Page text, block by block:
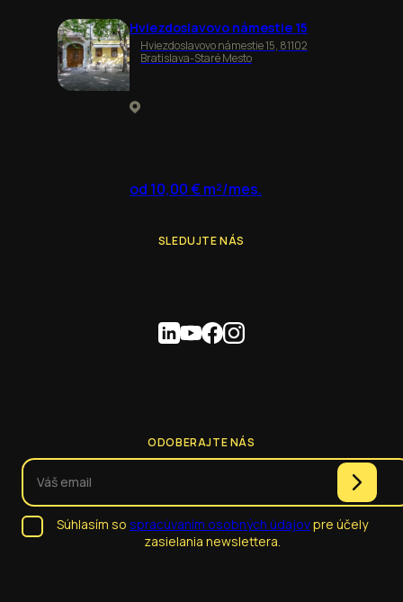
Hviezdoslavovo námestie 15
Hviezdoslavovo námestie 15, 81102
Bratislava-Staré Mesto
od 10,00 € m²/mes.
SLEDUJTE NÁS
ODOBERAJTE NÁS
Súhlasím so spracúvaním osobných údajovpre účely
zasielania newslettera.